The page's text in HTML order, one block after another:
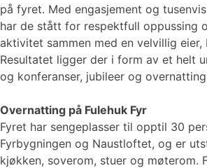
på fyret. Med engasjement og
har de stått for respektfull oppussing
aktivitet sammen med en velvillig eier,
Resultatet ligger der i form av et helt
og konferanser, jubileer og
Overnatting på Fulehuk Fyr
Fyret har sengeplasser til opptil 30
Fyrbygningen og Naustloftet, og er
kjøkken, soverom, stuer og møterom.